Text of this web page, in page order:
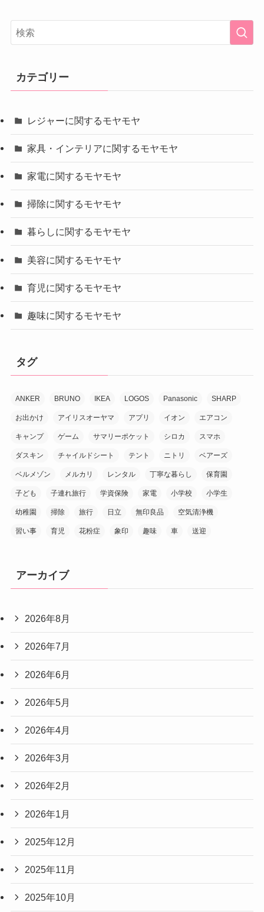
カテゴリー
レジャーに関するモヤモヤ
家具・インテリアに関するモヤモヤ
家電に関するモヤモヤ
掃除に関するモヤモヤ
暮らしに関するモヤモヤ
美容に関するモヤモヤ
育児に関するモヤモヤ
趣味に関するモヤモヤ
タグ
ANKER BRUNO IKEA LOGOS Panasonic SHARP
お出かけ アイリスオーヤマ アプリ イオン エアコン
キャンプ ゲーム サマリーポケット シロカ スマホ
ダスキン チャイルドシート テント ニトリ ベアーズ
ベルメゾン メルカリ レンタル 丁寧な暮らし 保育園
子ども 子連れ旅行 学資保険 家電 小学校 小学生
幼稚園 掃除 旅行 日立 無印良品 空気清浄機
習い事 育児 花粉症 象印 趣味 車 送迎
アーカイブ
2026年8月
2026年7月
2026年6月
2026年5月
2026年4月
2026年3月
2026年2月
2026年1月
2025年12月
2025年11月
2025年10月